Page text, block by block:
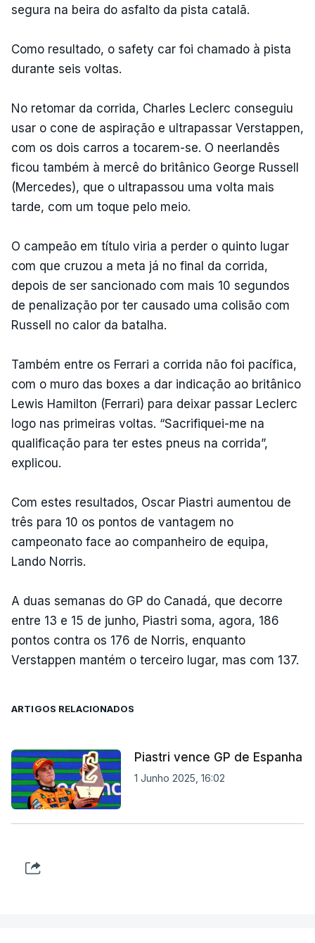
segura na beira do asfalto da pista catalã.
Como resultado, o safety car foi chamado à pista
durante seis voltas.
No retomar da corrida, Charles Leclerc conseguiu
usar o cone de aspiração e ultrapassar Verstappen,
com os dois carros a tocarem-se. O neerlandês
ficou também à mercê do britânico George Russell
(Mercedes), que o ultrapassou uma volta mais
tarde, com um toque pelo meio.
O campeão em título viria a perder o quinto lugar
com que cruzou a meta já no final da corrida,
depois de ser sancionado com mais 10 segundos
de penalização por ter causado uma colisão com
Russell no calor da batalha.
Também entre os Ferrari a corrida não foi pacífica,
com o muro das boxes a dar indicação ao britânico
Lewis Hamilton (Ferrari) para deixar passar Leclerc
logo nas primeiras voltas. “Sacrifiquei-me na
qualificação para ter estes pneus na corrida”,
explicou.
Com estes resultados, Oscar Piastri aumentou de
três para 10 os pontos de vantagem no
campeonato face ao companheiro de equipa,
Lando Norris.
A duas semanas do GP do Canadá, que decorre
entre 13 e 15 de junho, Piastri soma, agora, 186
pontos contra os 176 de Norris, enquanto
Verstappen mantém o terceiro lugar, mas com 137.
ARTIGOS RELACIONADOS
Piastri vence GP de Espanha
1 Junho 2025, 16:02